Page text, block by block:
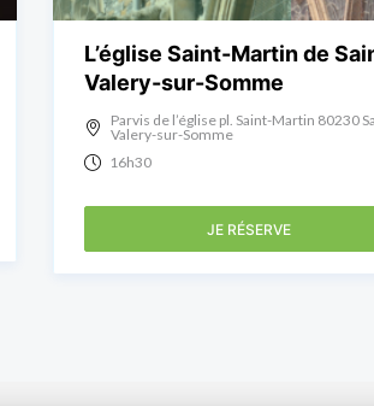
L’église Saint-Martin de
Valery-sur-Somme
Parvis de l’église pl. Saint-Martin 80230
Valery-sur-Somme
16h30
JE RÉSERVE